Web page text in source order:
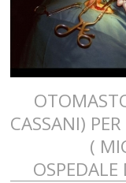
CASSANI)
(